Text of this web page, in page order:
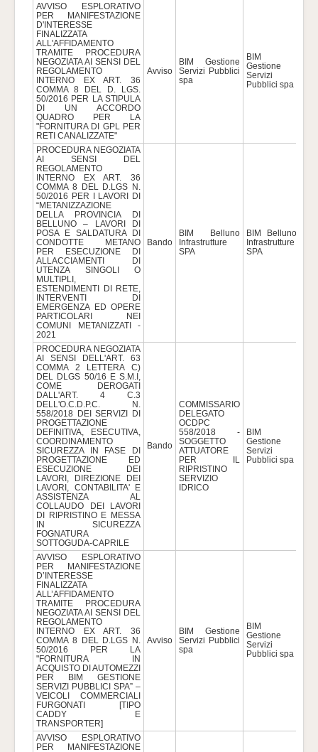
AVVISO ESPLORATIVO
PER MANIFESTAZIONE
D'INTERESSE
FINALIZZATA
ALL'AFFIDAMENTO
TRAMITE PROCEDURA
NEGOZIATA AI SENSI DEL
REGOLAMENTO
INTERNO EX ART. 36
COMMA 8 DEL D. LGS.
50/2016 PER LA STIPULA
DI UN ACCORDO
QUADRO PER LA
"FORNITURA DI GPL PER
RETI CANALIZZATE"
Avviso
BIM Gestione
Servizi Pubblici
spa
BIM
Gestione
Servizi
Pubblici spa
PROCEDURA NEGOZIATA
AI SENSI DEL
REGOLAMENTO
INTERNO EX ART. 36
COMMA 8 DEL D.LGS N.
50/2016 PER I LAVORI DI
“METANIZZAZIONE
DELLA PROVINCIA DI
BELLUNO – LAVORI DI
POSA E SALDATURA DI
CONDOTTE METANO
PER ESECUZIONE DI
ALLACCIAMENTI DI
UTENZA SINGOLI O
MULTIPLI,
ESTENDIMENTI DI RETE,
INTERVENTI DI
EMERGENZA ED OPERE
PARTICOLARI NEI
COMUNI METANIZZATI -
2021
Bando
BIM Belluno
Infrastrutture
SPA
BIM Belluno
Infrastrutture
SPA
PROCEDURA NEGOZIATA
AI SENSI DELL'ART. 63
COMMA 2 LETTERA C)
DEL DLGS 50/16 E S.M.I,
COME DEROGATI
DALL'ART. 4 C.3
DELL'O.C.D.P.C. N.
558/2018 DEI SERVIZI DI
PROGETTAZIONE
DEFINITIVA, ESECUTIVA,
COORDINAMENTO
SICUREZZA IN FASE DI
PROGETTAZIONE ED
ESECUZIONE DEI
LAVORI, DIREZIONE DEI
LAVORI, CONTABILITA' E
ASSISTENZA AL
COLLAUDO DEI LAVORI
DI RIPRISTINO E MESSA
IN SICUREZZA
FOGNATURA
SOTTOGUDA-CAPRILE
Bando
COMMISSARIO
DELEGATO
OCDPC
558/2018 -
SOGGETTO
ATTUATORE
PER IL
RIPRISTINO
SERVIZIO
IDRICO
BIM
Gestione
Servizi
Pubblici spa
AVVISO ESPLORATIVO
PER MANIFESTAZIONE
D’INTERESSE
FINALIZZATA
ALL’AFFIDAMENTO
TRAMITE PROCEDURA
NEGOZIATA AI SENSI DEL
REGOLAMENTO
INTERNO EX ART. 36
COMMA 8 DEL D.LGS N.
50/2016 PER LA
"FORNITURA IN
ACQUISTO DI AUTOMEZZI
PER BIM GESTIONE
SERVIZI PUBBLICI SPA” –
VEICOLI COMMERCIALI
FURGONATI [TIPO
CADDY E
TRANSPORTER]
Avviso
BIM Gestione
Servizi Pubblici
spa
BIM
Gestione
Servizi
Pubblici spa
AVVISO ESPLORATIVO
PER MANIFESTAZIONE